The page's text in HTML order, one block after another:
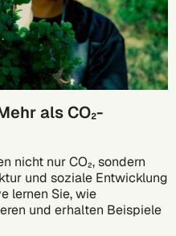
als CO₂-
nicht nur CO₂, sondern
und soziale Entwicklung
lernen Sie, wie
und erhalten Beispiele